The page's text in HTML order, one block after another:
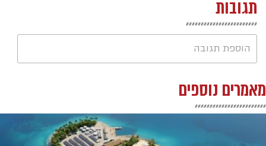
תגובות
הוספת תגובה
מאמרים נוספים